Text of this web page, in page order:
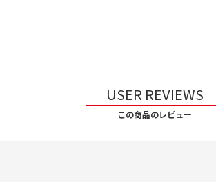
USER REVIEWS
この商品のレビュー